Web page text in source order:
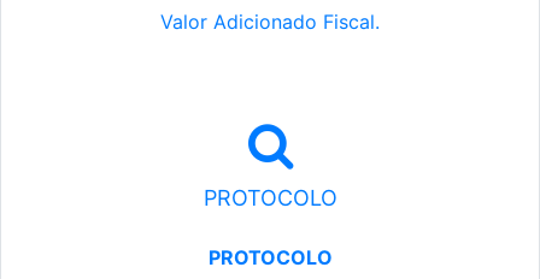
Valor Adicionado Fiscal.
PROTOCOLO
PROTOCOLO